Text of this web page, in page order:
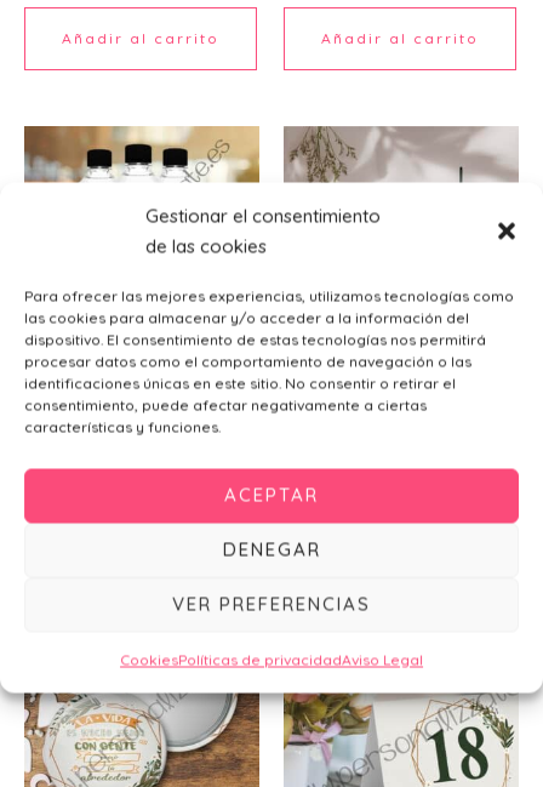
Gestionar el consentimiento
de las cookies
Para ofrecer las mejores experiencias, utilizamos tecnologías como
las cookies para almacenar y/o acceder a la información del
dispositivo. El consentimiento de estas tecnologías nos permitirá
procesar datos como el comportamiento de navegación o las
identificaciones únicas en este sitio. No consentir o retirar el
consentimiento, puede afectar negativamente a ciertas
características y funciones.
ACEPTAR
DENEGAR
VER PREFERENCIAS
CookiesPolíticas de privacidadAviso Legal
Añadir al carrito Añadir al carrito
Etiquetas y pegatinas
Pegatina para botellas de
agua geometric
Bengalas de boda
múltiples
variantes.
Las